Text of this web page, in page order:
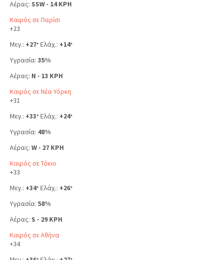
Αέρας: SSW - 14 KPH
Καιρός σε Παρίσι
+23
Μεγ.: +27° Ελάχ.: +14°
Υγρασία: 35%
Αέρας: N - 13 KPH
Καιρός σε Νέα Υόρκη
+31
Μεγ.: +33° Ελάχ.: +24°
Υγρασία: 48%
Αέρας: W - 27 KPH
Καιρός σε Τόκιο
+33
Μεγ.: +34° Ελάχ.: +26°
Υγρασία: 58%
Αέρας: S - 29 KPH
Καιρός σε Αθήνα
+34